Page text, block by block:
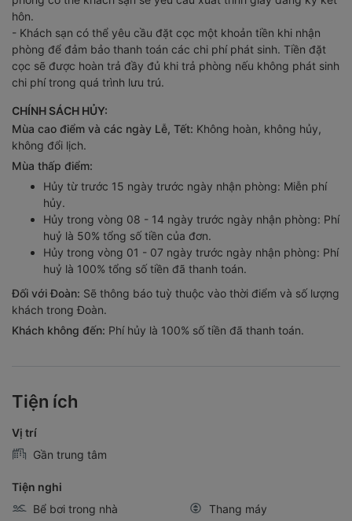
hôn.
- Khách sạn có thể yêu cầu đặt cọc một khoản tiền khi nhận
phòng để đảm bảo thanh toán các chi phí phát sinh. Tiền đặt
cọc sẽ được hoàn trả đầy đủ khi trả phòng nếu không phát sinh
chi phí trong quá trình lưu trú.
CHÍNH SÁCH HỦY:
Mùa cao điểm và các ngày Lễ, Tết: Không hoàn, không hủy,
không đổi lịch.
Mùa thấp điểm:
Hủy từ trước 15 ngày trước ngày nhận phòng: Miễn phí
hủy.
Hủy trong vòng 08 - 14 ngày trước ngày nhận phòng: Phí
huỷ là 50% tổng số tiền của đơn.
Hủy trong vòng 01 - 07 ngày trước ngày nhận phòng: Phí
huỷ là 100% tổng số tiền đã thanh toán.
Đối với Đoàn: Sẽ thông báo tuỳ thuộc vào thời điểm và số lượng
khách trong Đoàn.
Khách không đến: Phí hủy là 100% số tiền đã thanh toán.
Tiện ích
Vị trí
Gần trung tâm
Tiện nghi
Bể bơi trong nhà
Thang máy